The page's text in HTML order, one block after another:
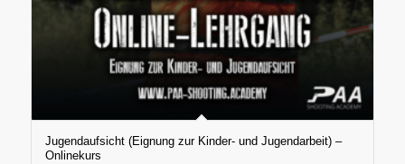
Jugendaufsicht (Eignung zur Kinder- und Jugendarbeit) –
Onlinekurs